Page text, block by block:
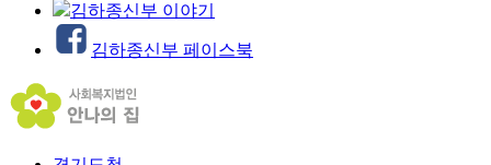
김하종신부 이야기
김하종신부 페이스북